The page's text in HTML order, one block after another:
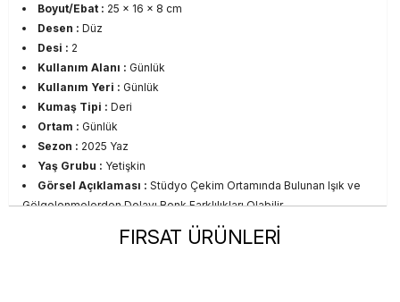
Boyut/Ebat : 25 x 16 x 8 cm
Desen : Düz
Desi : 2
Kullanım Alanı : Günlük
Kullanım Yeri : Günlük
Kumaş Tipi : Deri
Ortam : Günlük
Sezon : 2025 Yaz
Yaş Grubu : Yetişkin
Görsel Açıklaması : Stüdyo Çekim Ortamında Bulunan Işık ve
Gölgelenmelerden Dolayı Renk Farklılıkları Olabilir
FIRSAT ÜRÜNLERİ